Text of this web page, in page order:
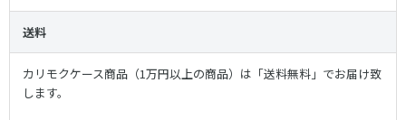
送料
カリモクケース商品（1万円以上の商品）は「送料無料」でお届け致
します。